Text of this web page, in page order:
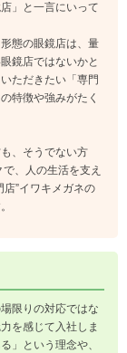
」と一言にいって
態の眼鏡店は、量
鏡店ではないかと
ただきたい「専門
特徴や強みがたく
、そうでない方
、人の生活を支え
店”イワキメガネの
限りの対応ではな
を感じて入社しま
」という理念や、